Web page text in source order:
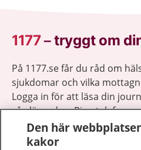
1177–tryggt om
På 1177.se får du råd om
sjukdomar och vilka
Logga in för att läsa din
vårdärenden. Ring
sjukvårdsrådgivning dygnet
1177 ger dig råd när du vill
Den här
kakor